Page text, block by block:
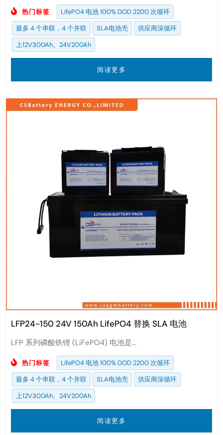
热门标签
LifePO4 电池 100% DOD 2200 次循环
最多 4 个串联，4 个并联
SLA电池壳
供应商深循环
上12V300Ah、24V200Ah
阅读更多
LFP24-150 24V 150Ah LifePO4 替换 SLA 电池
LFP 系列磷酸铁锂 (LiFePO4) 电池是...
热门标签
LifePO4 电池 100% DOD 2200 次循环
最多 4 个串联，4 个并联
SLA电池壳
供应商深循环
上12V300Ah、24V200Ah
阅读更多